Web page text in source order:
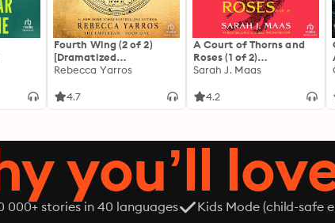
Fourth Wing (2 of 2)
[Dramatized
Adaptation]: The
Rebecca Yarros
4.7
A Court of Thorns and
Roses (1 of 2)
[Dramatized
Thorns and Roses 1
Sarah J. Maas
4.2
you’ll
000+ stories in 40 languages Kids Mode (child-safe